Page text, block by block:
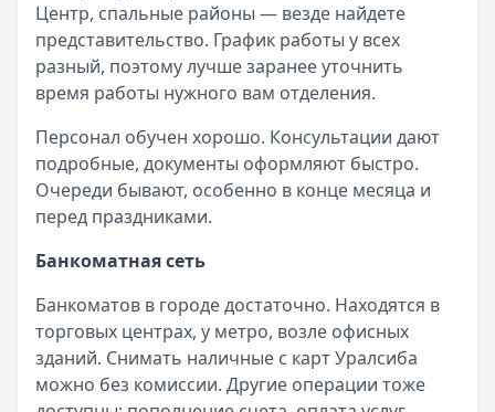
Центр, спальные районы — везде найдете
представительство. График работы у всех
разный, поэтому лучше заранее уточнить
время работы нужного вам отделения.
Персонал обучен хорошо. Консультации дают
подробные, документы оформляют быстро.
Очереди бывают, особенно в конце месяца и
перед праздниками.
Банкоматная сеть
Банкоматов в городе достаточно. Находятся в
торговых центрах, у метро, возле офисных
зданий. Снимать наличные с карт Уралсиба
можно без комиссии. Другие операции тоже